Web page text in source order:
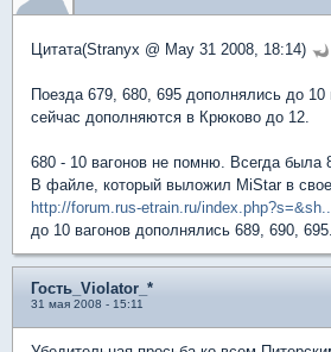
Цитата(Stranyx @ May 31 2008, 18:14)
Поезда 679, 680, 695 дополнялись до 10
сейчас дополняются в Крюково до 12.
680 - 10 вагонов не помню. Всегда была
В файле, который выложил MiStar в
http://forum.rus-etrain.ru/
до 10 вагонов дополнялись 689, 690, 695.
Гость_Violator_*
31 мая 2008 - 15:11